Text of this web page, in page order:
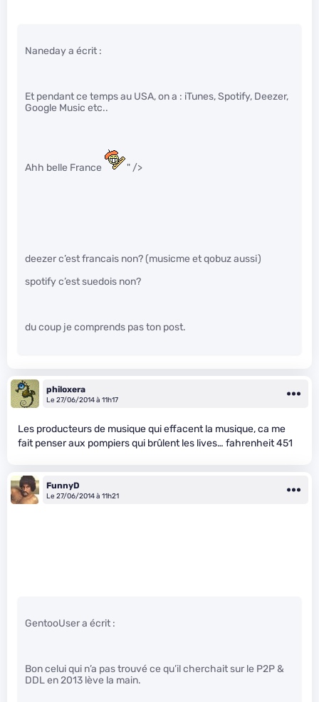
Naneday a écrit :
Et pendant ce temps au USA, on a : iTunes, Spotify, Deezer,
Google Music etc..
Ahh belle France " />
deezer c’est francais non? (musicme et qobuz aussi)
spotify c’est suedois non?
du coup je comprends pas ton post.
philoxera
Le 27/06/2014 à 11h17
Les producteurs de musique qui effacent la musique, ca me
fait penser aux pompiers qui brûlent les lives… fahrenheit 451
FunnyD
Le 27/06/2014 à 11h21
GentooUser a écrit :
Bon celui qui n’a pas trouvé ce qu’il cherchait sur le P2P &
DDL en 2013 lève la main.